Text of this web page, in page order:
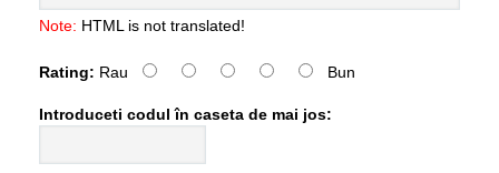
Note: HTML is not translated!
Rating: Rau Bun
Introduceti codul în caseta de mai jos: